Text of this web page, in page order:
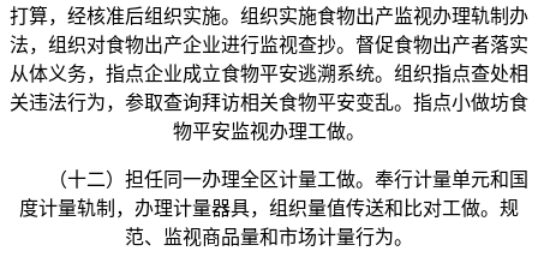
打算，经核准后组织实施。组织实施食物出产监视办理轨制办
法，组织对食物出产企业进行监视查抄。督促食物出产者落实
从体义务，指点企业成立食物平安逃溯系统。组织指点查处相
关违法行为，参取查询拜访相关食物平安变乱。指点小做坊食
物平安监视办理工做。
（十二）担任同一办理全区计量工做。奉行计量单元和国
度计量轨制，办理计量器具，组织量值传送和比对工做。规
范、监视商品量和市场计量行为。